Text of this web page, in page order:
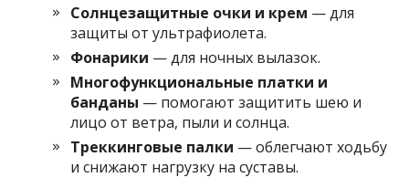
Солнцезащитные очки и крем — для
защиты от ультрафиолета.
Фонарики — для ночных вылазок.
Многофункциональные платки и
банданы — помогают защитить шею и
лицо от ветра, пыли и солнца.
Треккинговые палки — облегчают ходьбу
и снижают нагрузку на суставы.